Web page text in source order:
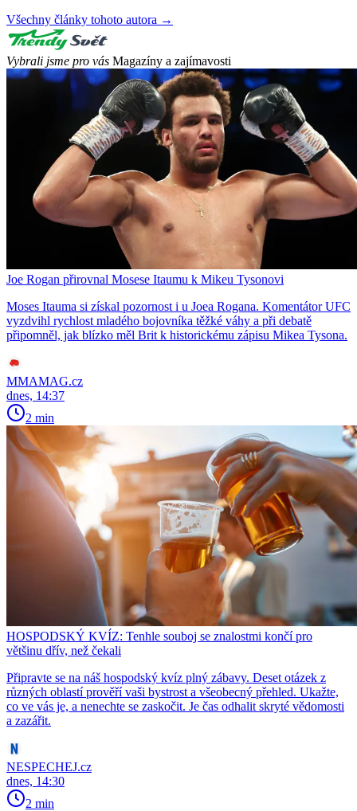
Všechny články tohoto autora →
Vybrali jsme pro vás Magazíny a zajímavosti
Joe Rogan přirovnal Mosese Itaumu k Mikeu Tysonovi
Moses Itauma si získal pozornost i u Joea Rogana. Komentátor UFC
vyzdvihl rychlost mladého bojovníka těžké váhy a při debatě
připomněl, jak blízko měl Brit k historickému zápisu Mikea Tysona.
MMAMAG.cz
dnes, 14:37
2 min
HOSPODSKÝ KVÍZ: Tenhle souboj se znalostmi končí pro
většinu dřív, než čekali
Připravte se na náš hospodský kvíz plný zábavy. Deset otázek z
různých oblastí prověří vaši bystrost a všeobecný přehled. Ukažte,
co ve vás je, a nenechte se zaskočit. Je čas odhalit skryté vědomosti
a zazářit.
NESPECHEJ.cz
dnes, 14:30
2 min